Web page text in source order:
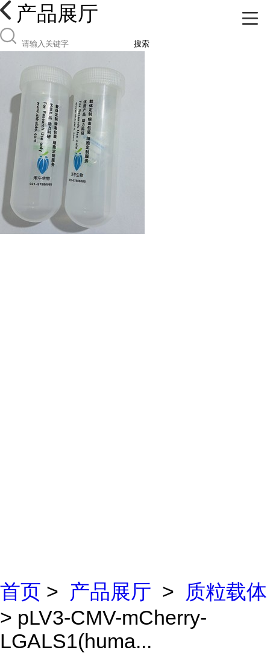
产品展厅
搜索
首页 > 产品展厅 >
质粒载体
> pLV3-CMV-mCherry-
LGALS1(huma...